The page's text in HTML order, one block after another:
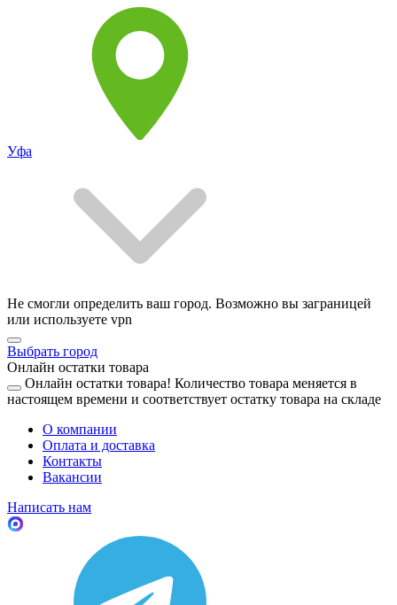
Уфа
Не смогли определить ваш город. Возможно вы заграницей
или используете vpn
Выбрать город
Онлайн остатки товара
Онлайн остатки товара! Количество товара меняется в
настоящем времени и соответствует остатку товара на складе
О компании
Оплата и доставка
Контакты
Вакансии
Написать нам